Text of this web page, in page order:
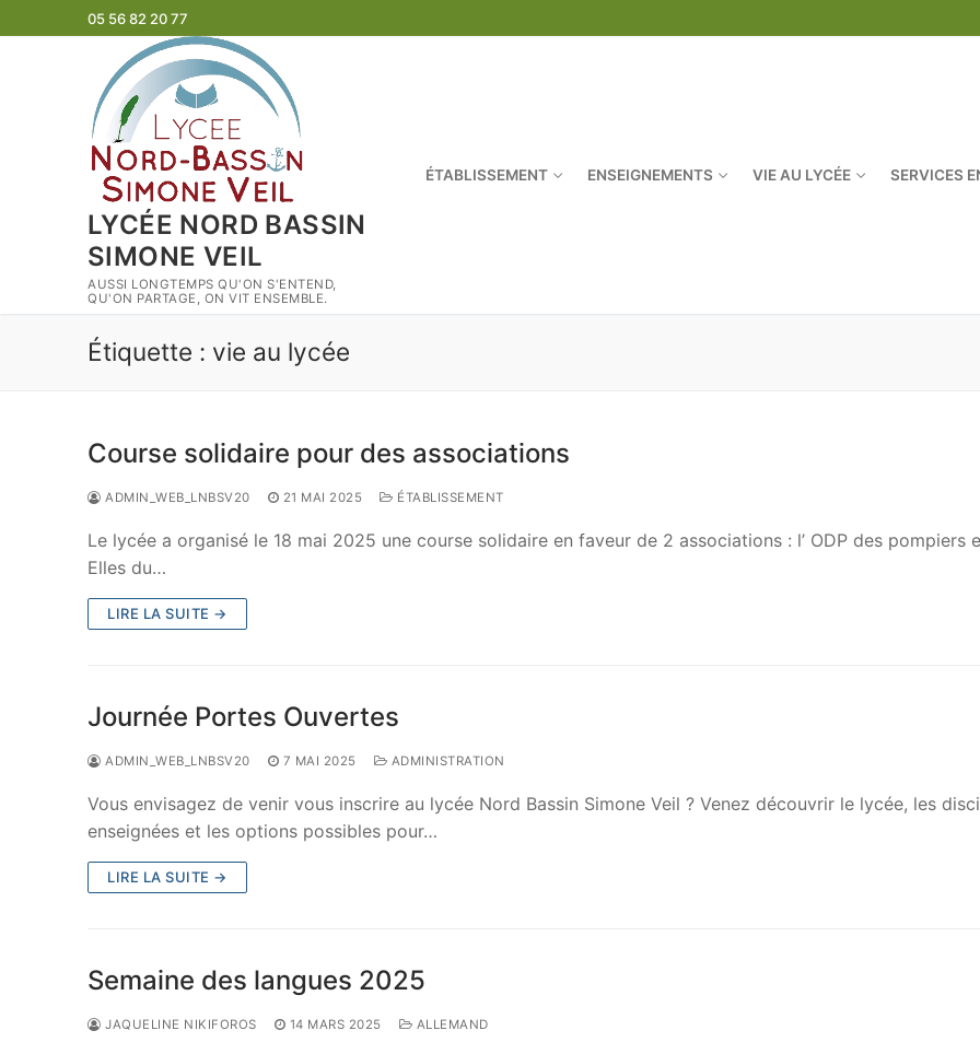
au
05 56 82 20 77
LYCÉE NORD BASSIN
SIMONE VEIL
AUSSI LONGTEMPS QU'ON S'ENTEND,
QU'ON PARTAGE, ON VIT ENSEMBLE.
ÉTABLISSEMENT ENSEIGNEMENTS VIE AU LYCÉE SERVICES
Étiquette : vie au lycée
Course solidaire pour des associations
ADMIN_WEB_LNBSV20 21 MAI 2025 ÉTABLISSEMENT
Le lycée a organisé le 18 mai 2025 une course solidaire en faveur de 2 associations : l’ ODP des pompiers
Elles du…
LIRE LA SUITE →
Journée Portes Ouvertes
ADMIN_WEB_LNBSV20 7 MAI 2025 ADMINISTRATION
Vous envisagez de venir vous inscrire au lycée Nord Bassin Simone Veil ? Venez découvrir le lycée, les
enseignées et les options possibles pour…
LIRE LA SUITE →
Semaine des langues 2025
JAQUELINE NIKIFOROS 14 MARS 2025 ALLEMAND